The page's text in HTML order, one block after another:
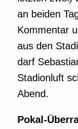
an beiden
Kommentar
aus den
darf
Stadionluft
Abend.
Pokal-